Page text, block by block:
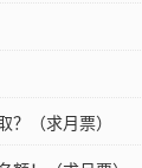
（求月票）